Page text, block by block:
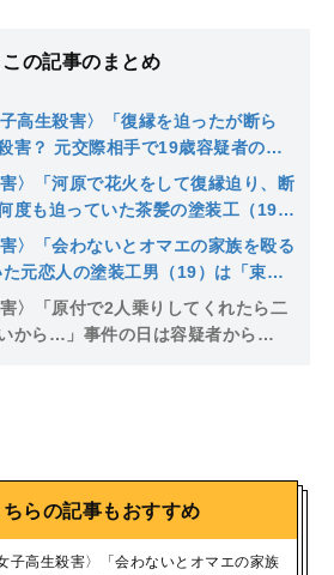
この記事のまとめ
高生殺害〉「復縁を迫ったが断ら
害？ 元交際相手で19歳容疑者の父
とも知らなかった」「トラブル聞い
〉「河原で花火をして復縁迫り、断
度も迫っていた茶髪の塗装工（19）
「朝4時に警察が来た」「普通の子
〉「会わないとオマエの家族を殴る
元恋人の塗装工男（19）は「束縛
も…」知人は少女に警察の相談も勧
〉「原付で2人乗りしてくれたら二
から…」事件の日は容疑者から
ちらの記事もおすすめ
子高生殺害〉「会わないとオマエの家族